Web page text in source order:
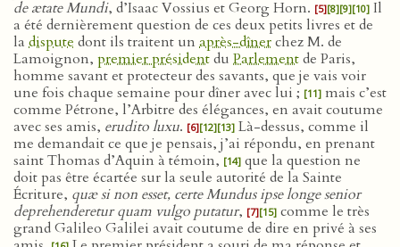
de ætate Mundi, d’Isaac Vossius et Georg Horn. [5][8][9][10] Il
a été dernièrement question de ces deux petits livres et de
la dispute dont ils traitent un après-dînerchez M. de
Lamoignon, premier présidentdu Parlementde Paris,
homme savant et protecteur des savants, que je vais voir
une fois chaque semaine pour dîner avec lui ; [11] mais c’est
comme Pétrone, l’Arbitre des élégances, en avait coutume
avec ses amis, erudito luxu. [6][12][13] Là-dessus, comme il
me demandait ce que je pensais, j’ai répondu, en prenant
saint Thomas d’Aquin à témoin, [14] que la question ne
doit pas être écartée sur la seule autorité de la Sainte
Écriture, quæ si non esset, certe Mundus ipse longe senior
deprehenderetur quam vulgo putatur, [7][15] comme le très
grand Galileo Galilei avait coutume de dire en privé à ses